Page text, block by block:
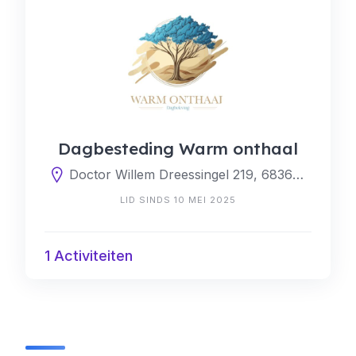
Dagbesteding Warm onthaal
Doctor Willem Dreessingel 219, 6836 CS Arnhem, Nederland
LID SINDS 10 MEI 2025
1 Activiteiten